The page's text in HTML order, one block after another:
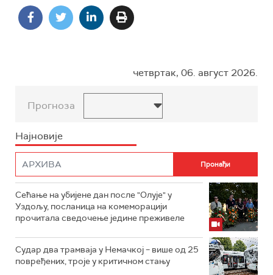
четвртак, 06. август 2026.
Прогноза
Најновије
Сећање на убијене дан после "Олује" у
Уздољу, посланица на комеморацији
прочитала сведочење једине преживеле
Судар два трамваја у Немачкој – више од 25
повређених, троје у критичном стању